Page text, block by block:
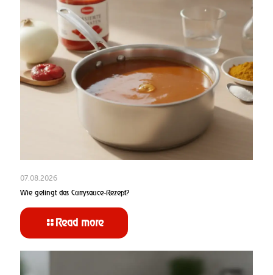
07.08.2026
Wie gelingt das Currysauce-Rezept?
Read more